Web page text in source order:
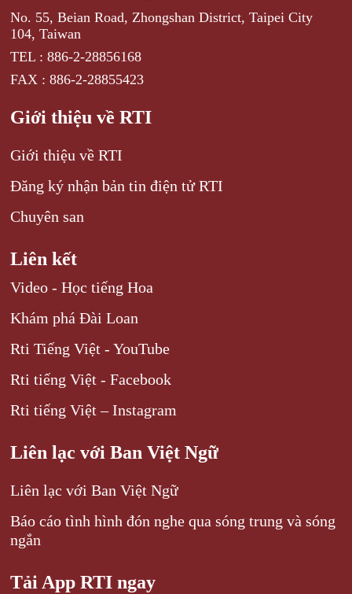
No. 55, Beian Road, Zhongshan District, Taipei City
104, Taiwan
TEL : 886-2-28856168
FAX : 886-2-28855423
Giới thiệu về RTI
Giới thiệu về RTI
Đăng ký nhận bản tin điện tử RTI
Chuyên san
Liên kết
Video - Học tiếng Hoa
Khám phá Đài Loan
Rti Tiếng Việt - YouTube
Rti tiếng Việt - Facebook
Rti tiếng Việt – Instagram
Liên lạc với Ban Việt Ngữ
Liên lạc với Ban Việt Ngữ
Báo cáo tình hình đón nghe qua sóng trung và sóng
ngắn
Tải App RTI ngay